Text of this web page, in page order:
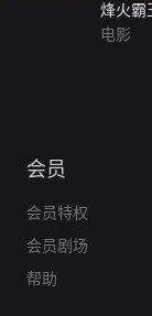
烽火霸
电影
会员
会员特权
会员剧场
帮助